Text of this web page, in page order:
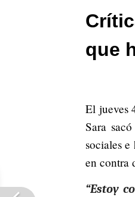
que
El jueves
Sara
sociales
en contra
“Estoy